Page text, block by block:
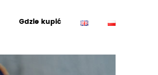
Gdzie kupić